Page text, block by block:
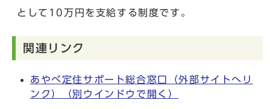
として10万円を支給する制度です。
関連リンク
あやべ定住サポート総合窓口（外部サイトへリ
ンク）
（別ウインドウで開く）